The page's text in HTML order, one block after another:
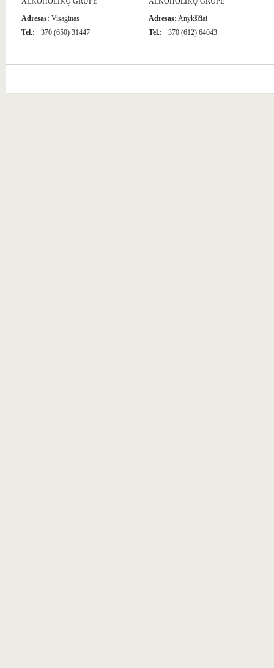
Adresas: Visaginas
Tel.: +370 (650) 31447
Adresas: Anykščiai
Tel.: +370 (612) 64043